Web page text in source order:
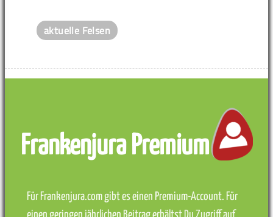
aktuelle Felsen
Frankenjura Premium
Für Frankenjura.com gibt es einen Premium-Account. Für